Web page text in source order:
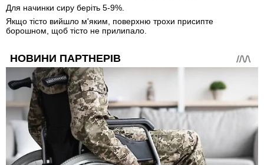
Для начинки сиру беріть 5-9%.
Якщо тісто вийшло м'яким, поверхню трохи присипте
борошном, щоб тісто не прилипало.